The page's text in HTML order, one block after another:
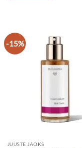
-15%
JUUSTE JAOKS